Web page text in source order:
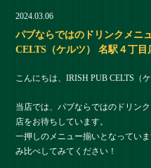
2024.03.06
パブならではのドリンクメニ
CELTS（ケルツ） 名駅４丁目
こんにちは、IRISH PUB CELTS（
当店では、パブならではのドリン
店をお待ちしています。
一押しのメニュー揃いとなってい
み比べしてみてください！